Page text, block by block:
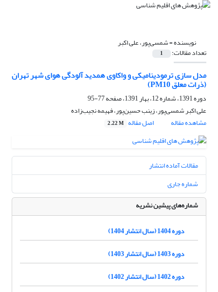
نویسنده =شمسی‌پور، علی اکبر
تعداد مقالات: 1
مدل سازی ترمودینامیکی و واکاوی همدید آلودگی هوای شهر تهران
(ذرات معلق PM10)
دوره 1391، شماره 12، بهار 1391، صفحه
77-95
علی اکبر شمسی‌پور، زینب حسین‌پور، فهیمه نجیب‌زاده
مشاهده مقاله
اصل مقاله 2.22 M
مقالات آماده انتشار
شماره جاری
شماره‌های پیشین نشریه
دوره 1404 (سال انتشار 1404)
دوره 1403 (سال انتشار 1403)
دوره 1402 (سال انتشار 1402)